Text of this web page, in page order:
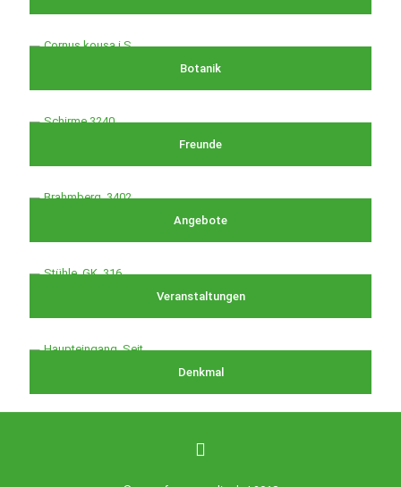
Botanik
Freunde
Angebote
Veranstaltungen
Denkmal